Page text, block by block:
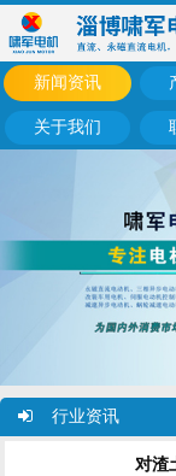
新闻资讯
关于我们
行业资讯
对渣